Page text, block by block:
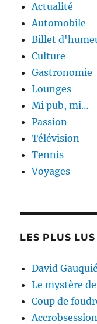
Actualité
Automobile
Billet
Culture
Gastronomie
Lounges
Mi pub, mi…
Passion
Télévision
Tennis
Voyages
LES PLUS LUS
David
Le mystère
Coup de
Accrobsession